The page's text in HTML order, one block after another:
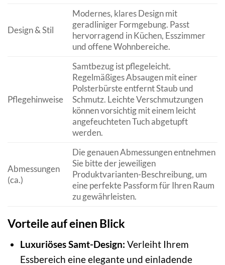
Design & Stil
Modernes, klares Design mit
geradliniger Formgebung. Passt
hervorragend in Küchen, Esszimmer
und offene Wohnbereiche.
Pflegehinweise
Samtbezug ist pflegeleicht.
Regelmäßiges Absaugen mit einer
Polsterbürste entfernt Staub und
Schmutz. Leichte Verschmutzungen
können vorsichtig mit einem leicht
angefeuchteten Tuch abgetupft
werden.
Abmessungen
(ca.)
Die genauen Abmessungen entnehmen
Sie bitte der jeweiligen
Produktvarianten-Beschreibung, um
eine perfekte Passform für Ihren Raum
zu gewährleisten.
Vorteile auf einen Blick
Luxuriöses Samt-Design: Verleiht Ihrem
Essbereich eine elegante und einladende